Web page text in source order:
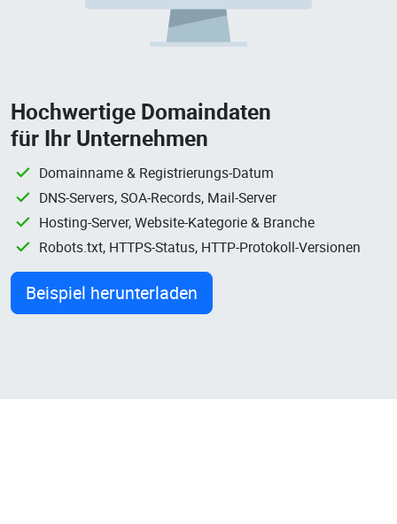
Hochwertige Domaindaten
für Ihr Unternehmen
Domainname & Registrierungs-Datum
DNS-Servers, SOA-Records, Mail-Server
Hosting-Server, Website-Kategorie & Branche
Robots.txt, HTTPS-Status, HTTP-Protokoll-Versionen
Beispiel herunterladen